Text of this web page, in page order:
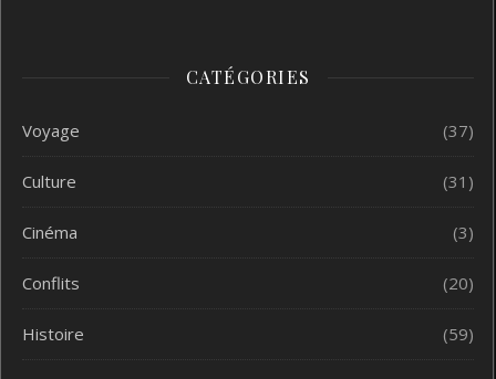
CATÉGORIES
Voyage (37)
Culture (31)
Cinéma (3)
Conflits (20)
Histoire (59)